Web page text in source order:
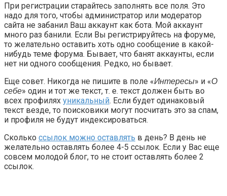
При регистрации старайтесь заполнять все поля. Это
надо для того, чтобы администратор или модератор
сайта не забанил Ваш аккаунт как бота. Мой аккаунт
много раз банили. Если Вы регистрируйтесь на форуме,
то желательно оставить хоть одно сообщение в какой-
нибудь теме форума. Бывает, что банят аккаунты, если
нет ни одного сообщения. Редко, но бывает.
Еще совет. Никогда не пишите в поле «Интересы» и «О
себе» один и тот же текст, т. е. текст должен быть во
всех профилях уникальный. Если будет одинаковый
текст везде, то поисковики могут посчитать это за спам,
и профиля не будут индексироваться.
Сколько ссылок можно оставлять в день? В день не
желательно оставлять более 4-5 ссылок. Если у Вас еще
совсем молодой блог, то не стоит оставлять более 2
ссылок.